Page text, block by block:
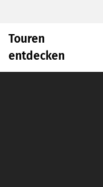
Touren
entdecken